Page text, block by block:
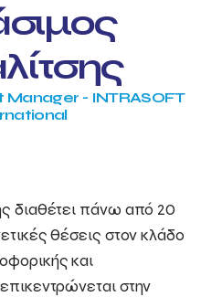
- INTRASOFT
διαθέτει πάνω από 20
θέσεις στον κλάδο
και
στην